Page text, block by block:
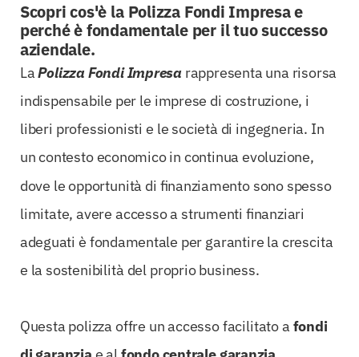
Scopri cos'è la Polizza Fondi Impresa e
perché è fondamentale per il tuo successo
aziendale.
LaPolizza Fondi Impresarappresenta una risorsa
indispensabile per le imprese di costruzione, i
liberi professionisti e le società di ingegneria. In
un contesto economico in continua evoluzione,
dove le opportunità di finanziamento sono spesso
limitate, avere accesso a strumenti finanziari
adeguati è fondamentale per garantire la crescita
e la sostenibilità del proprio business.
Questa polizza offre un accesso facilitato a fondi